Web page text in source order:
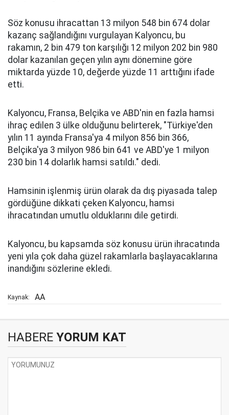
Söz konusu ihracattan 13 milyon 548 bin 674 dolar
kazanç sağlandığını vurgulayan Kalyoncu, bu
rakamın, 2 bin 479 ton karşılığı 12 milyon 202 bin 980
dolar kazanılan geçen yılın aynı dönemine göre
miktarda yüzde 10, değerde yüzde 11 arttığını ifade
etti.
Kalyoncu, Fransa, Belçika ve ABD'nin en fazla hamsi
ihraç edilen 3 ülke olduğunu belirterek, "Türkiye'den
yılın 11 ayında Fransa'ya 4 milyon 856 bin 366,
Belçika'ya 3 milyon 986 bin 641 ve ABD'ye 1 milyon
230 bin 14 dolarlık hamsi satıldı." dedi.
Hamsinin işlenmiş ürün olarak da dış piyasada talep
gördüğüne dikkati çeken Kalyoncu, hamsi
ihracatından umutlu olduklarını dile getirdi.
Kalyoncu, bu kapsamda söz konusu ürün ihracatında
yeni yıla çok daha güzel rakamlarla başlayacaklarına
inandığını sözlerine ekledi.
Kaynak: AA
HABERE YORUM KAT